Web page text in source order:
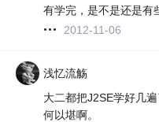
有学完，是不是还是有
2012-11-06
浅忆流觞
大二都把J2SE学好几
何以堪啊。